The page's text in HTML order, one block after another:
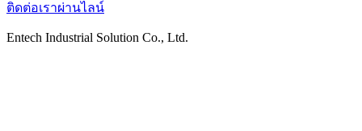
ติดต่อเราผ่านไลน์
Entech Industrial Solution Co., Ltd.